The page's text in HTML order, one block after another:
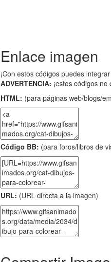
Enlace imagen
¡Con estos códigos puedes
ADVERTENCIA: ¡estos códigos
HTML: (para páginas web/blogs/
Código BB: (para foros/libros de
URL: (URL directa a la imagen)